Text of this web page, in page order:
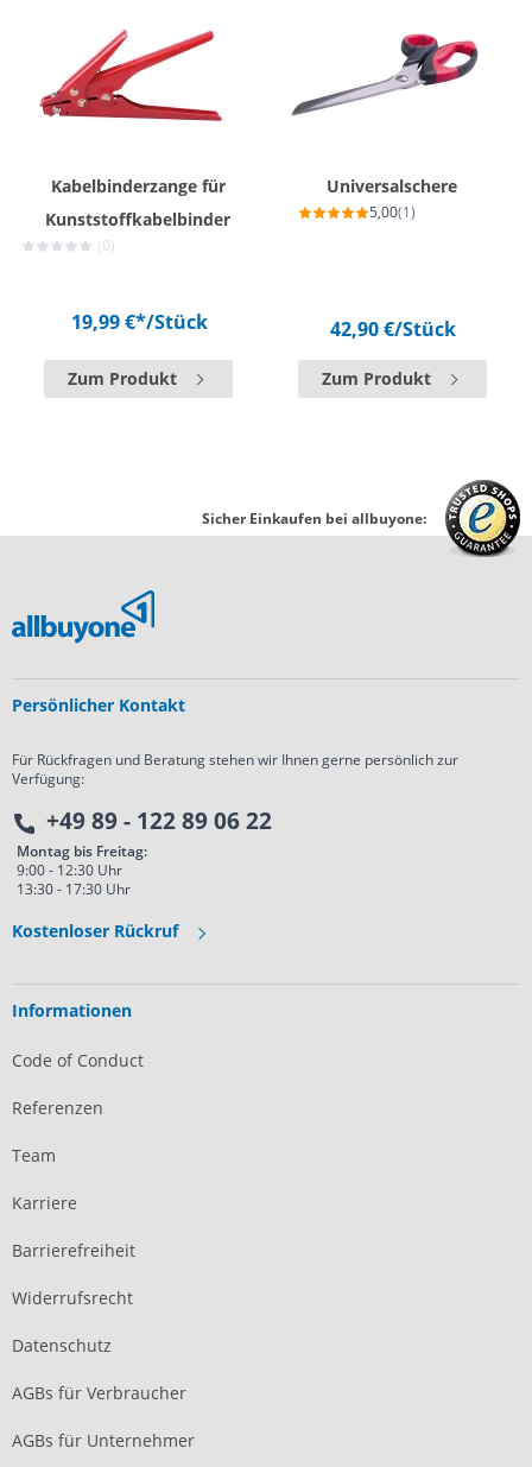
Kabelbinderzange für
Kunststoffkabelbinder
(0)
19,99 €*/Stück
Zum Produkt
Universalschere
5,00(1)
42,90 €/Stück
Zum Produkt
Sicher Einkaufen bei allbuyone:
Persönlicher Kontakt
Für Rückfragen und Beratung stehen wir Ihnen gerne persönlich zur
Verfügung:
+49 89 - 122 89 06 22
Montag bis Freitag:
9:00 - 12:30 Uhr
13:30 - 17:30 Uhr
Kostenloser Rückruf
Informationen
Code of Conduct
Referenzen
Team
Karriere
Barrierefreiheit
Widerrufsrecht
Datenschutz
AGBs für Verbraucher
AGBs für Unternehmer